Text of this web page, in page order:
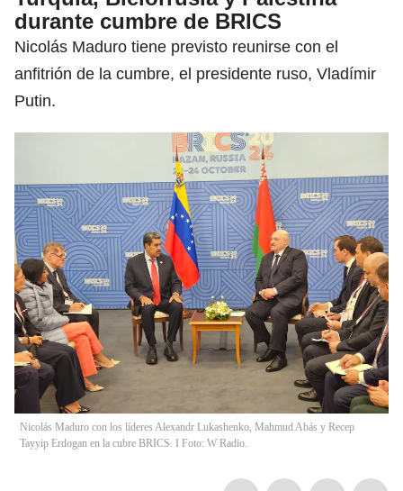
durante cumbre de BRICS
Nicolás Maduro tiene previsto reunirse con el
anfitrión de la cumbre, el presidente ruso, Vladímir
Putin.
Nicolás Maduro con los líderes Alexandr Lukashenko, Mahmud Abás y Recep
Tayyip Erdogan en la cubre BRICS. I Foto: W Radio.